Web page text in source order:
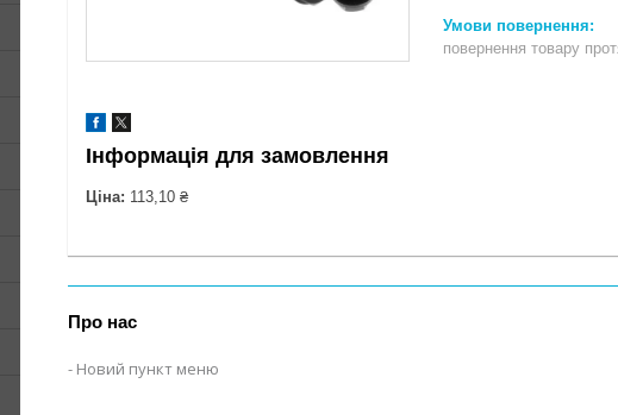
повернення товару
Інформація для замовлення
Ціна: 113,10 ₴
Про нас
Новий пункт меню